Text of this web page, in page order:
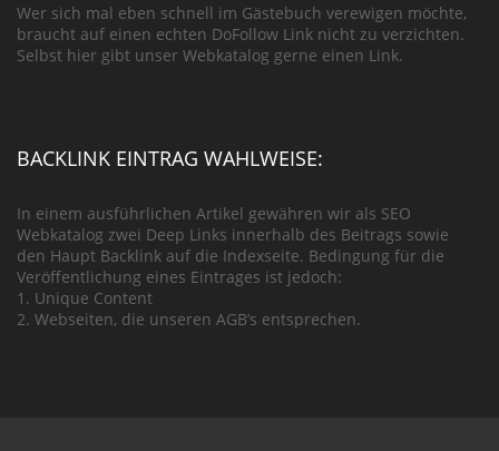
Wer sich mal eben schnell im Gästebuch verewigen möchte,
braucht auf einen echten DoFollow Link nicht zu verzichten.
Selbst hier gibt unser Webkatalog gerne einen Link.
BACKLINK EINTRAG WAHLWEISE:
In einem ausführlichen Artikel gewähren wir als SEO
Webkatalog zwei Deep Links innerhalb des Beitrags sowie
den Haupt Backlink auf die Indexseite. Bedingung für die
Veröffentlichung eines Eintrages ist jedoch:
1. Unique Content
2. Webseiten, die unseren AGB’s entsprechen.